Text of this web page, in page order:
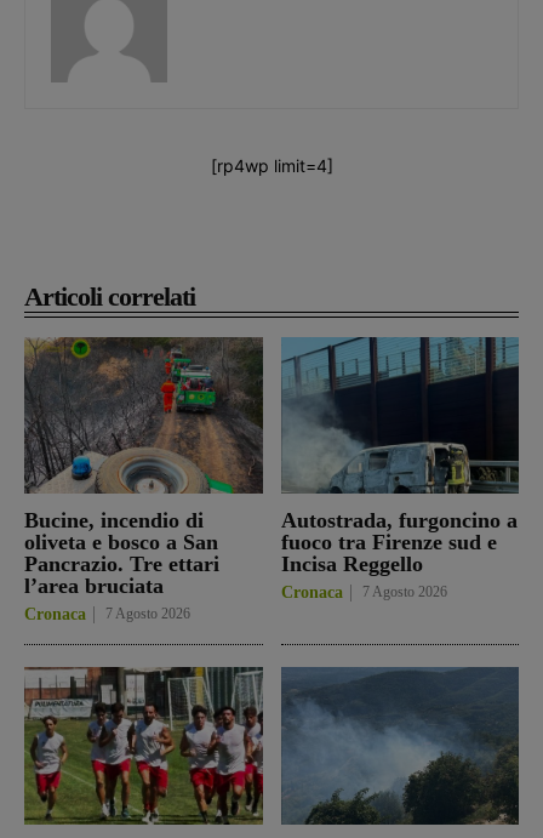
Articoli correlati
Bucine, incendio di
oliveta e bosco a San
Pancrazio. Tre ettari
l’area bruciata
Cronaca 7 Agosto 2026
Autostrada, furgoncino a
fuoco tra Firenze sud e
Incisa Reggello
Cronaca 7 Agosto 2026
[rp4wp limit=4]